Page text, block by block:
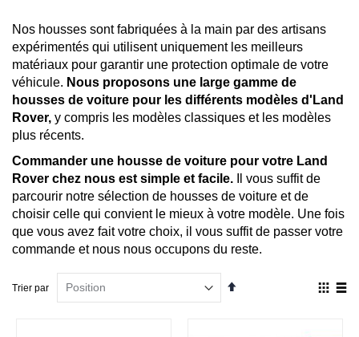
Nos housses sont fabriquées à la main par des artisans
expérimentés qui utilisent uniquement les meilleurs
matériaux pour garantir une protection optimale de votre
véhicule. Nous proposons une large gamme de
housses de voiture pour les différents modèles d'Land
Rover, y compris les modèles classiques et les modèles
plus récents.
Commander une housse de voiture pour votre Land
Rover chez nous est simple et facile. Il vous suffit de
parcourir notre sélection de housses de voiture et de
choisir celle qui convient le mieux à votre modèle. Une fois
que vous avez fait votre choix, il vous suffit de passer votre
commande et nous nous occupons du reste.
Trier par
en